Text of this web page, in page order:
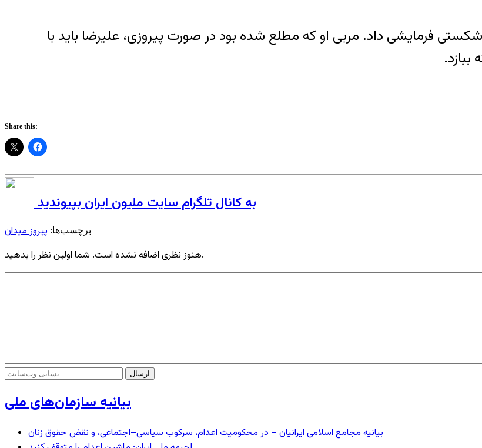
فرمایشی داد. مربی او که مطلع شده بود در صورت پیروزی، علیرضا باید با
Share this:
به کانال تلگرام سایت ملیون ایران بپیوندید
برچسب‌ها: پیروز میدان
هنوز نظری اضافه نشده است. شما اولین نظر را بدهید.
بیانیه سازمان‌های ملی
بیانیه مجامع اسلامی ایرانیان – در محکومیت اعدام، سرکوب سیاسی–اجتماعی، و نقض حقوق زنان